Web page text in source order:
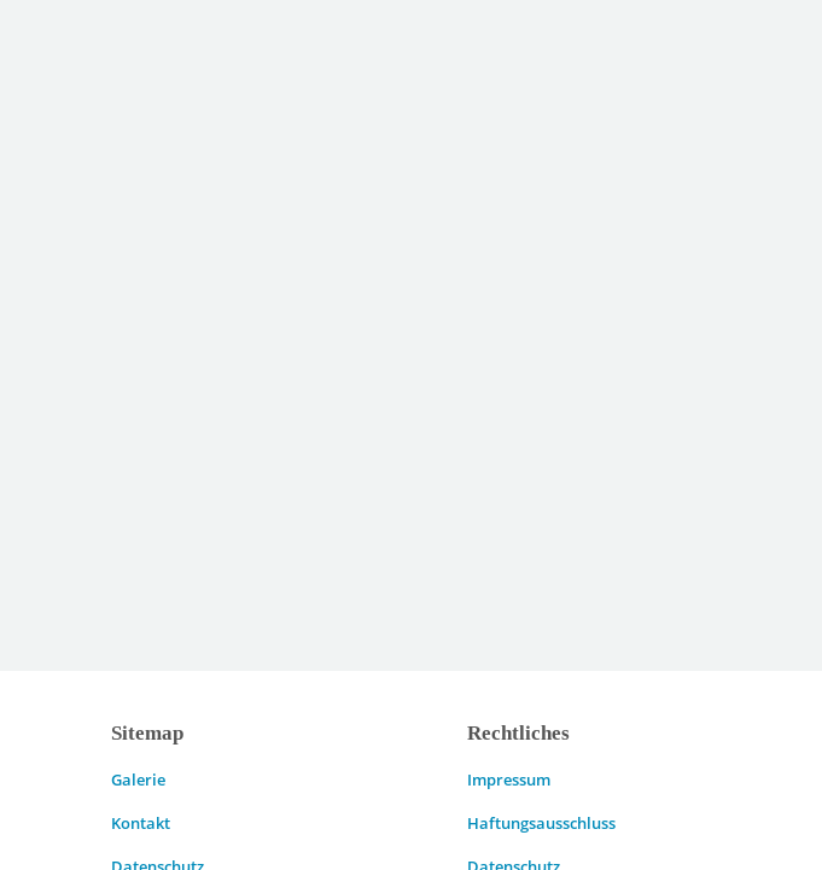
Sitemap
Galerie
Kontakt
Rechtliches
Impressum
Haftungsausschluss